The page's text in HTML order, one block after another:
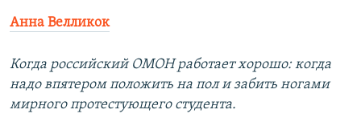
Анна Велликок
Когда российский ОМОН работает хорошо: когда
надо впятером положить на пол и забить ногами
мирного протестующего студента.